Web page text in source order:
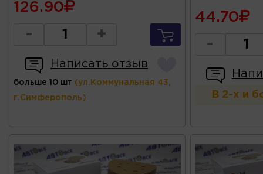
126.90
- +
Написать отзыв
больше 10 шт (ул.Коммунальная 43,
г.Симферополь)
44.70
-
В 2-х и